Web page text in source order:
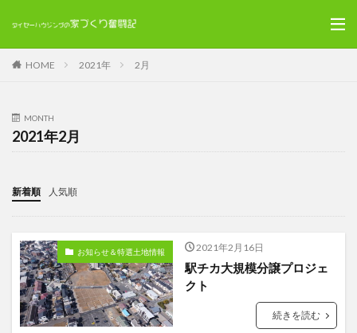
HOME 2021年 2月
MONTH
2021年2月
新着順 人気順
お知らせ＆特選土地情報 2021年2月16日
駅チカ大規模分譲プロジェ
クト
続きを読む